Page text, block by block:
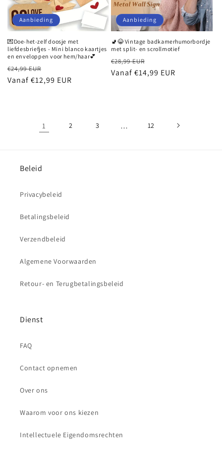
Aanbieding
💌Doe-het-zelf doosje met
liefdesbriefjes - Mini blanco kaartjes
en enveloppen voor hem/haar💕
Normale
prijs
€24,99 EUR
Vanaf €12,99 EUR
Aanbieding
🚽😂 Vintage badkamerhumorbordje
met split- en scrollmotief
Normale
prijs
€28,99 EUR
Vanaf €14,99 EUR
1 2 3 … 12
Beleid
Privacybeleid
Betalingsbeleid
Verzendbeleid
Algemene Voorwaarden
Retour- en Terugbetalingsbeleid
Dienst
FAQ
Contact opnemen
Over ons
Waarom voor ons kiezen
Intellectuele Eigendomsrechten